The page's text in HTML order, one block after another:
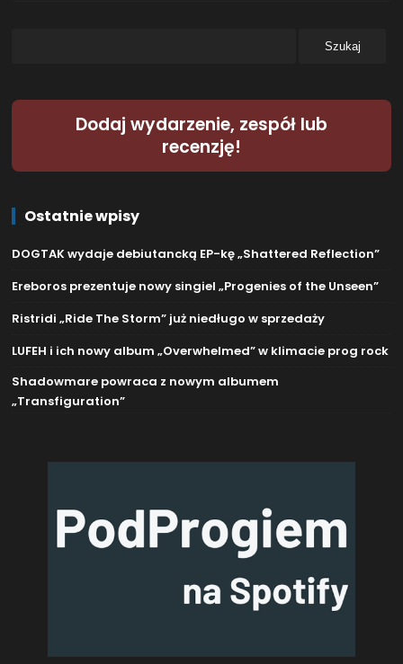
Dodaj wydarzenie, zespół lub
recenzję!
Ostatnie wpisy
DOGTAK wydaje debiutancką EP-kę „Shattered Reflection”
Ereboros prezentuje nowy singiel „Progenies of the Unseen”
Ristridi „Ride The Storm” już niedługo w sprzedaży
LUFEH i ich nowy album „Overwhelmed” w klimacie prog rock
Shadowmare powraca z nowym albumem
„Transfiguration”